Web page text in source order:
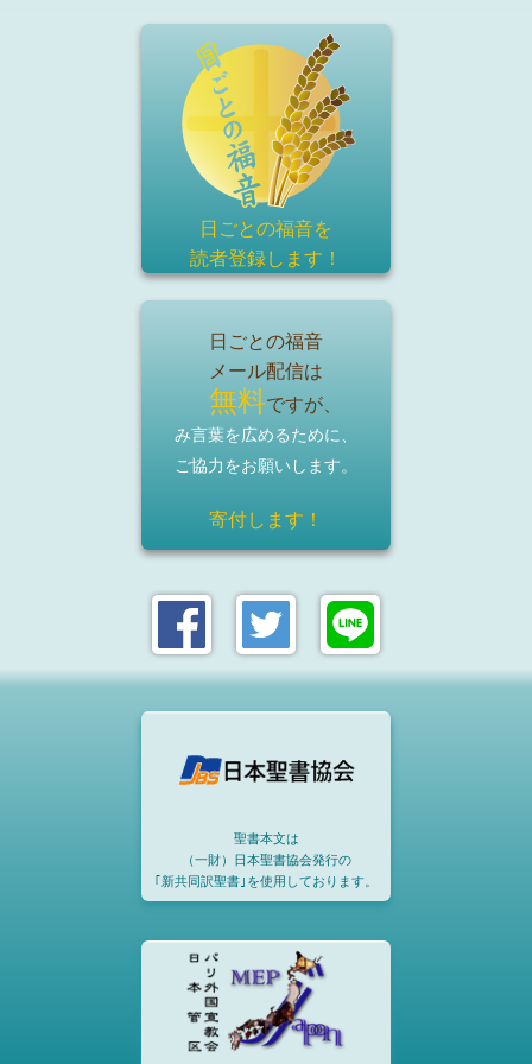
日ごとの福音を
読者登録します！
日ごとの福音
メール配信は
無料ですが、
み言葉を広めるために、
ご協力をお願いします。
寄付します！
聖書本文は
（一財）日本聖書協会発行の
｢新共同訳聖書｣を使用しております。